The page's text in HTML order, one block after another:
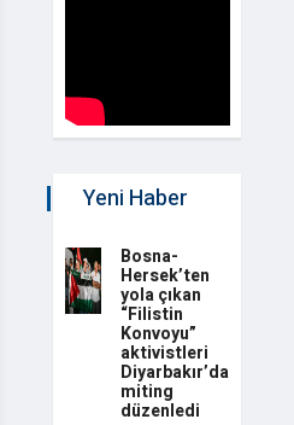
Yeni Haber
Bosna-
Hersek’ten
yola çıkan
“Filistin
Konvoyu”
aktivistleri
Diyarbakır’da
miting
düzenledi